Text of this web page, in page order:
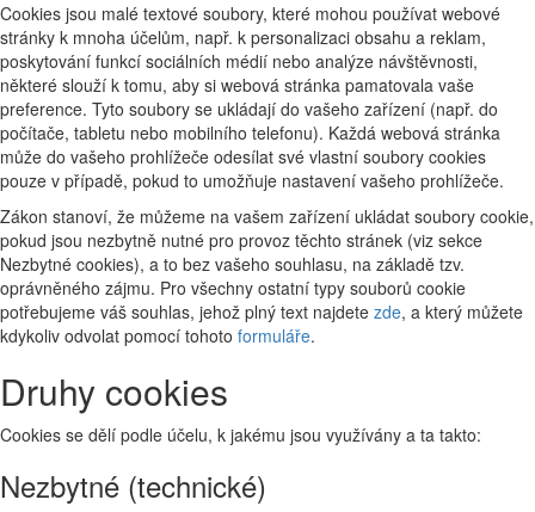
Cookies jsou malé textové soubory, které mohou používat webové
stránky k mnoha účelům, např. k personalizaci obsahu a reklam,
poskytování funkcí sociálních médií nebo analýze návštěvnosti,
některé slouží k tomu, aby si webová stránka pamatovala vaše
preference. Tyto soubory se ukládají do vašeho zařízení (např. do
počítače, tabletu nebo mobilního telefonu). Každá webová stránka
může do vašeho prohlížeče odesílat své vlastní soubory cookies
pouze v případě, pokud to umožňuje nastavení vašeho prohlížeče.
Zákon stanoví, že můžeme na vašem zařízení ukládat soubory cookie,
pokud jsou nezbytně nutné pro provoz těchto stránek (viz sekce
Nezbytné cookies), a to bez vašeho souhlasu, na základě tzv.
oprávněného zájmu. Pro všechny ostatní typy souborů cookie
potřebujeme váš souhlas, jehož plný text najdete zde, a který můžete
kdykoliv odvolat pomocí tohoto formuláře.
Druhy cookies
Cookies se dělí podle účelu, k jakému jsou využívány a ta takto:
Nezbytné (technické)